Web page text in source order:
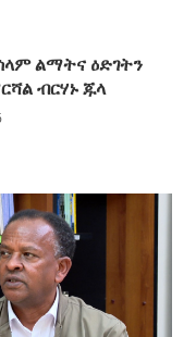
ልማትና ዕድገትን
ብርሃኑ ጁላ